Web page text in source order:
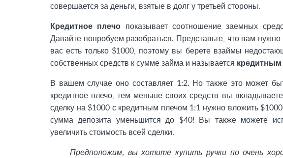
совершается за деньги, взятые в долг у третьей стороны.
Кредитное плечо показывает соотношение заемных
Давайте попробуем разобраться. Представьте, что вам
вас есть только $1000, поэтому вы берете взаймы
собственных средств к сумме займа и называется
В вашем случае оно составляет 1:2. Но также это может
кредитное плечо, тем меньше своих средств вы
сделку на $1000 с кредитным плечом 1:1 нужно вложить
сумма депозита уменьшится до $40! Вы также можете
увеличить стоимость всей сделки.
Предположим, вы хотите купить ручки по очень